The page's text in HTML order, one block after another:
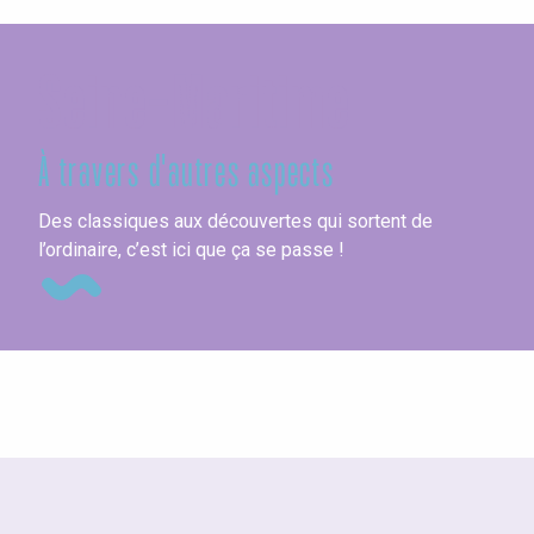
À travers d'autres aspects
Des classiques aux découvertes qui sortent de
l’ordinaire, c’est ici que ça se passe !